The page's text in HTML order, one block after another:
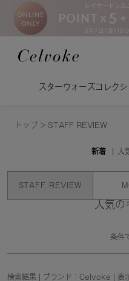
スターウォーズコレク
トップ > STAFF REVIEW
新着 人
STAFF REVIEW
人気
条件
検索結果 | ブランド：Celvoke | 表